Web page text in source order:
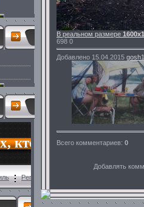
В реальном размере
698 0
Добавлено 15.04.2015
Всего комментариев: 0
Добавлять